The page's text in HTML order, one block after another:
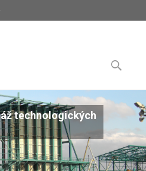
contentSearch
technologických